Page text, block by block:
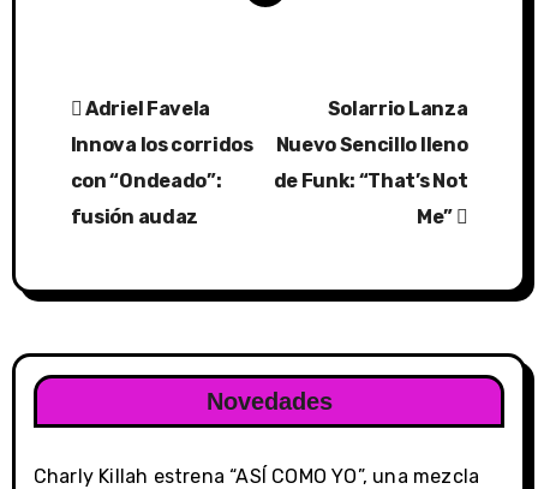
navigation
Adriel Favela
Innova los corridos
con “Ondeado”:
fusión audaz
Solarrio Lanza
Nuevo Sencillo lleno
de Funk: “That’s Not
Me”
Novedades
Charly Killah estrena “ASÍ COMO YO”, una mezcla